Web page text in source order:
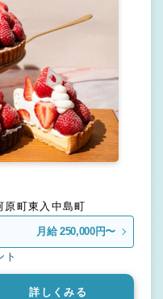
京区 三条通河原町東入中島町
月給 250,000円〜
ト
詳しくみる